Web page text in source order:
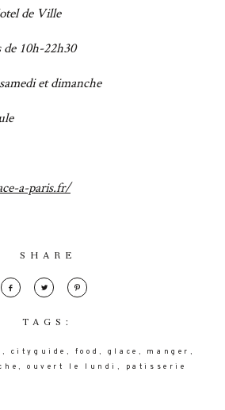
de Ville
10h-22h30
et dimanche
a-paris.fr/
SHARE
TAGS:
cityguide food glace manger
ouvert le lundi patisserie